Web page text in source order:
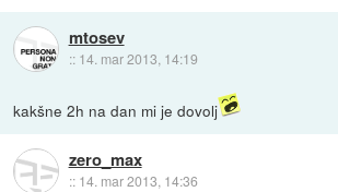
mtosev
:: 14. mar 2013, 14:19
kakšne 2h na dan mi je dovolj
zero_max
:: 14. mar 2013, 14:36